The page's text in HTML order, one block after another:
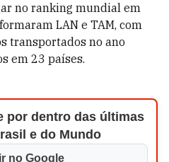
no ranking mundial em
LAN e TAM, com
transportados no ano
em 23 países.
por dentro das últimas
e do Mundo
no Google